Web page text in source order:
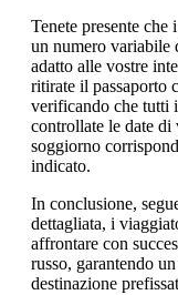
Tenete presente
un numero variabile
adatto alle vostre
ritirate il passaporto
verificando che tutti
controllate le date di
soggiorno
indicato.
In conclusione,
dettagliata, i
affrontare con
russo, garantendo
destinazione